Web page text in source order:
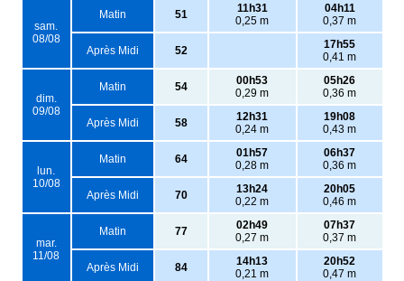
sam.
08/08
Matin 51
11h31
0,25 m
04h11
0,37 m
Après Midi 52
17h55
0,41 m
dim.
09/08
Matin 54
00h53
0,29 m
05h26
0,36 m
Après Midi 58
12h31
0,24 m
19h08
0,43 m
lun.
10/08
Matin 64
01h57
0,28 m
06h37
0,36 m
Après Midi 70
13h24
0,22 m
20h05
0,46 m
mar.
11/08
Matin 77
02h49
0,27 m
07h37
0,37 m
Après Midi 84
14h13
0,21 m
20h52
0,47 m